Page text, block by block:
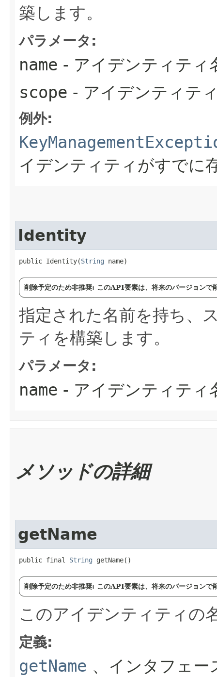
築します。
パラメータ:
name - アイデンティティ
scope - アイデンティテ
例外:
イデンティティがすでに
Identity
public Identity​(String name)
削除予定のため非推奨: このAPI要素は、将来のバージョンで
指定された名前を持ち、
ティを構築します。
パラメータ:
name - アイデンティティ
メソッドの詳細
getName
public final String getName()
削除予定のため非推奨: このAPI要素は、将来のバージョンで
このアイデンティティの
定義:
getName 、インタフェ